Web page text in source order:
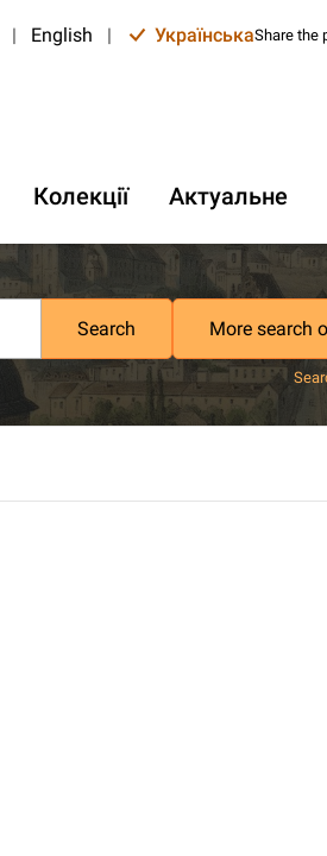
| English | УкраїнськаShare the
Колекції Актуальне
Search More search